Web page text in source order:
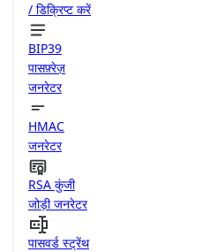
/ डिक्रिप्ट करें
BIP39
पासफ़्रेज़
जनरेटर
HMAC
जनरेटर
RSA कुंजी
जोड़ी जनरेटर
पासवर्ड स्ट्रेंथ